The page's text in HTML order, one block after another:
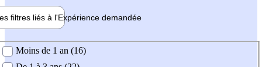
filtres liés à l'Expérience demandée
demandée
Moins de 1 an (16)